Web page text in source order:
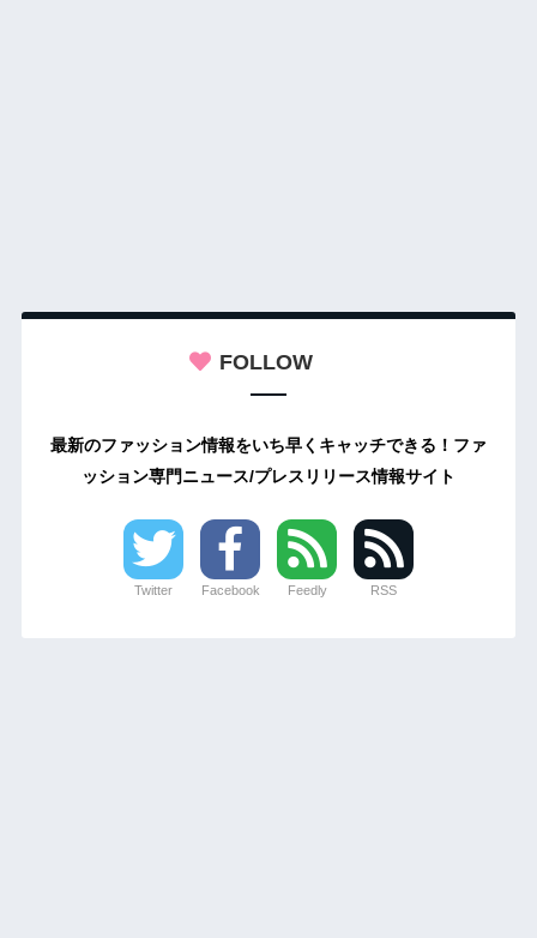
FOLLOW
最新のファッション情報をいち早くキャッチできる！ファ
ッション専門ニュース/プレスリリース情報サイト
Twitter Facebook Feedly RSS